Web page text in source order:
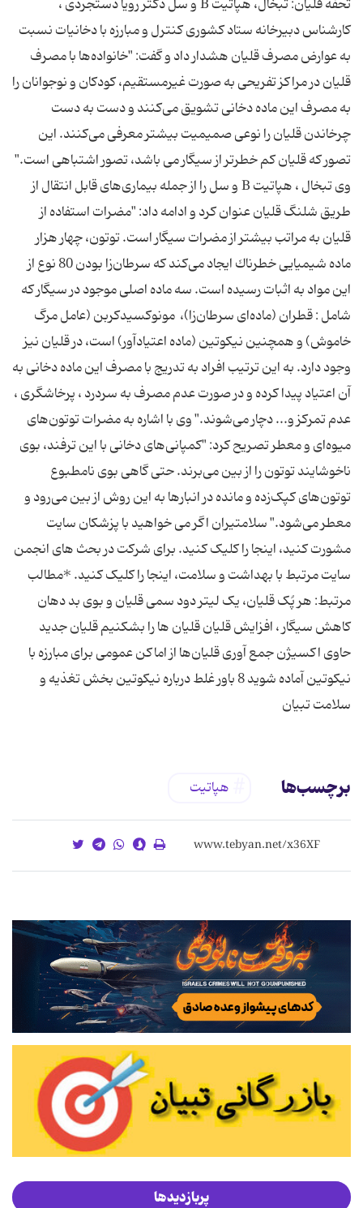
تحفه قلیان: تبخال، هپاتیت B و سل دكتر رویا دستجردی ،
كارشناس دبیرخانه ستاد كشوری كنترل و مبارزه با دخانیات نسبت
به عوارض مصرف قلیان هشدار داد و گفت: "خانواده‌ها با مصرف
قلیان در مراكز تفریحی به صورت غیرمستقیم، كودكان و نوجوانان را
به مصرف این ماده دخانی تشویق می‌كنند و دست به دست
چرخاندن قلیان را نوعی صمیمیت بیشتر معرفی می‌كنند. این
تصور كه قلیان كم خطرتر از سیگار می باشد، تصور اشتباهی است."
وی تبخال ، هپاتیت B و سل را از جمله بیماری‌های قابل انتقال از
طریق شلنگ قلیان عنوان كرد و ادامه داد: "مضرات استفاده از
قلیان به مراتب بیشتر از مضرات سیگار است. توتون، چهار هزار
ماده شیمیایی خطرناك ایجاد می‌كند كه سرطان‌زا بودن 80 نوع از
این مواد به اثبات رسیده است. سه ماده اصلی موجود در سیگار که
شامل : قطران (ماده‌ای سرطان‌زا)، ‌ مونوكسیدكربن (عامل مرگ
خاموش) و همچنین نیكوتین (ماده اعتیادآور) است، در قلیان نیز
وجود دارد. به این ترتیب افراد به تدریج با مصرف این ماده دخانی به
آن اعتیاد پیدا كرده و در صورت عدم مصرف به سردرد ، پرخاشگری ،
عدم تمركز و... دچار می‌شوند." وی با اشاره به مضرات توتون‌های
میوه‌ای و معطر تصریح کرد: "کمپانی‌های دخانی با این ترفند، بوی
ناخوشایند توتون را از بین می‌برند. حتی گاهی بوی نامطبوع
توتون‌های کپک‌زده و مانده در انبار‌ها به این روش از بین می‌رود و
معطر می‌شود." سلامتیران اگر می خواهید با پزشکان سایت
مشورت کنید، اینجا را کلیک کنید. برای شرکت در بحث های انجمن
سایت مرتبط با بهداشت و سلامت، اینجا را کلیک کنید. *مطالب
مرتبط: هر پُک قلیان، یک لیتر دود سمی قلیان و بوی بد دهان
کاهش سیگار ، افزایش قلیان قلیان‌ ها را بشکنیم‌ قلیان جدید
حاوی اکسیژن جمع آوری قلیان‌ها از اماکن عمومی برای مبارزه با
نیکوتین آماده شوید 8 باور غلط درباره نیکوتین بخش تغذیه و
سلامت تبیان
برچسب‌ها هپاتیت
پربازدیدها